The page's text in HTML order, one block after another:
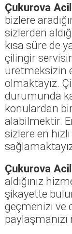
Çukurova
bizlere
sizlerden
kısa süre de
çilingir
üretmeksizin
olmaktayız.
durumunda
konulardan
alabilmektir.
sizlere en
Çukurova
aldığınız
şikayette
geçmenizi ve
paylaşmanızı